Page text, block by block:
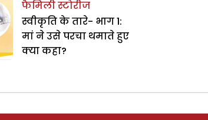
फैमिली स्टोरीज
स्वीकृति के तारे- भाग 1:
मां ने उसे परचा थमाते हुए
क्या कहा?